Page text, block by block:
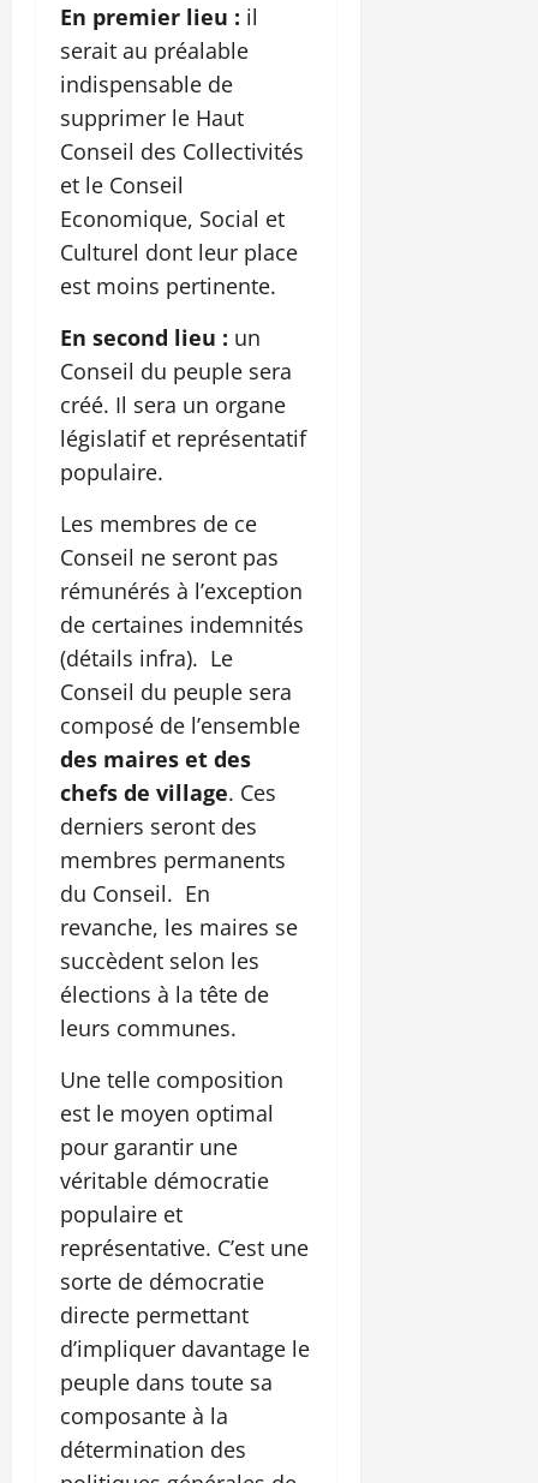
En premier lieu : il
serait au préalable
indispensable de
supprimer le Haut
Conseil des Collectivités
et le Conseil
Economique, Social et
Culturel dont leur place
est moins pertinente.
En second lieu : un
Conseil du peuple sera
créé. Il sera un organe
législatif et représentatif
populaire.
Les membres de ce
Conseil ne seront pas
rémunérés à l’exception
de certaines indemnités
(détails infra). Le
Conseil du peuple sera
composé de l’ensemble
des maires et des
chefs de village. Ces
derniers seront des
membres permanents
du Conseil. En
revanche, les maires se
succèdent selon les
élections à la tête de
leurs communes.
Une telle composition
est le moyen optimal
pour garantir une
véritable démocratie
populaire et
représentative. C’est une
sorte de démocratie
directe permettant
d’impliquer davantage le
peuple dans toute sa
composante à la
détermination des